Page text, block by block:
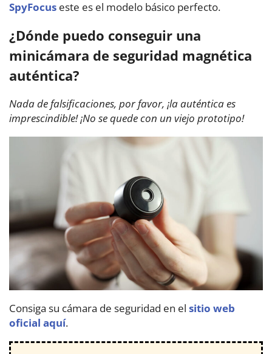
SpyFocus este es el modelo básico perfecto.
¿Dónde puedo conseguir una
minicámara de seguridad magnética
auténtica?
Nada de falsificaciones, por favor, ¡la auténtica es
imprescindible! ¡No se quede con un viejo prototipo!
Consiga su cámara de seguridad en el sitio web
oficial aquí.